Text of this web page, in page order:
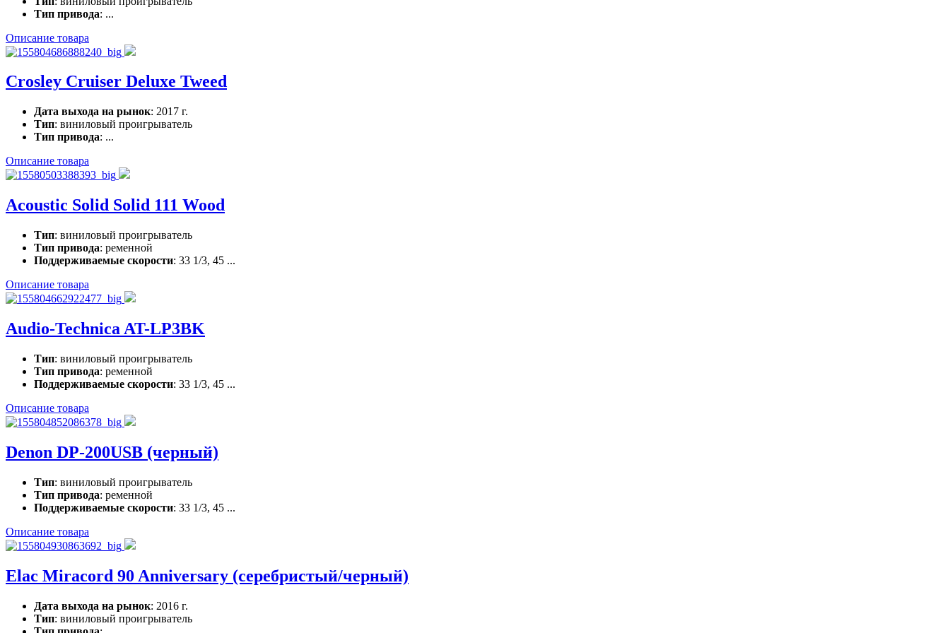
Тип привода: ...
Описание товара
Crosley Cruiser Deluxe Tweed
Дата выхода на рынок: 2017 г.
Тип: виниловый проигрыватель
Тип привода: ...
Описание товара
Acoustic Solid Solid 111 Wood
Тип: виниловый проигрыватель
Тип привода: ременной
Поддерживаемые скорости: 33 1/3, 45 ...
Описание товара
Audio-Technica AT-LP3BK
Тип: виниловый проигрыватель
Тип привода: ременной
Поддерживаемые скорости: 33 1/3, 45 ...
Описание товара
Denon DP-200USB (черный)
Тип: виниловый проигрыватель
Тип привода: ременной
Поддерживаемые скорости: 33 1/3, 45 ...
Описание товара
Elac Miracord 90 Anniversary (серебристый/черный)
Дата выхода на рынок: 2016 г.
Тип: виниловый проигрыватель